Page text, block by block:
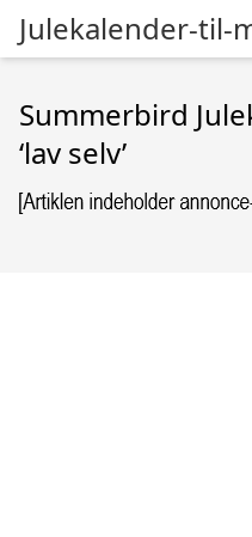
Julekalender-til-
Summerbird
‘lav selv’